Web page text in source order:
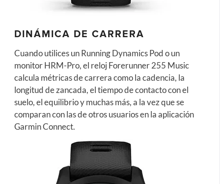
DINÁMICA DE CARRERA
Cuando utilices un Running Dynamics Pod o un
monitor HRM-Pro, el reloj Forerunner 255 Music
calcula métricas de carrera como la cadencia, la
longitud de zancada, el tiempo de contacto con el
suelo, el equilibrio y muchas más, a la vez que se
comparan con las de otros usuarios en la aplicación
Garmin Connect.